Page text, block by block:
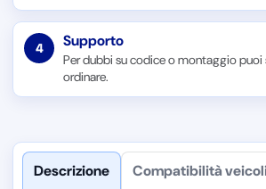
4 Supporto
Per dubbi su codice o montaggio puoi
ordinare.
Descrizione Compatibilità